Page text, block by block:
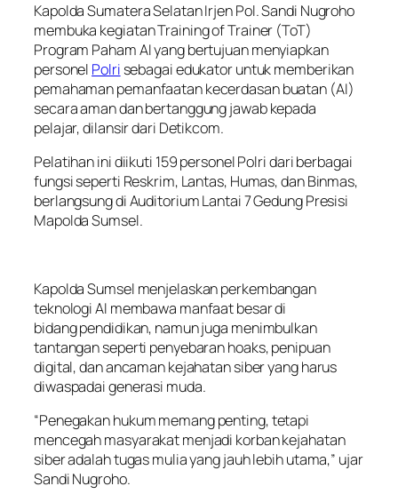
Kapolda Sumatera Selatan Irjen Pol. Sandi Nugroho
membuka kegiatan Training of Trainer (ToT)
Program Paham AI yang bertujuan menyiapkan
personel Polri sebagai edukator untuk memberikan
pemahaman pemanfaatan kecerdasan buatan (AI)
secara aman dan bertanggung jawab kepada
pelajar, dilansir dari Detikcom.
Pelatihan ini diikuti 159 personel Polri dari berbagai
fungsi seperti Reskrim, Lantas, Humas, dan Binmas,
berlangsung di Auditorium Lantai 7 Gedung Presisi
Mapolda Sumsel.
Kapolda Sumsel menjelaskan perkembangan
teknologi AI membawa manfaat besar di
bidang pendidikan, namun juga menimbulkan
tantangan seperti penyebaran hoaks, penipuan
digital, dan ancaman kejahatan siber yang harus
diwaspadai generasi muda.
“Penegakan hukum memang penting, tetapi
mencegah masyarakat menjadi korban kejahatan
siber adalah tugas mulia yang jauh lebih utama,” ujar
Sandi Nugroho.